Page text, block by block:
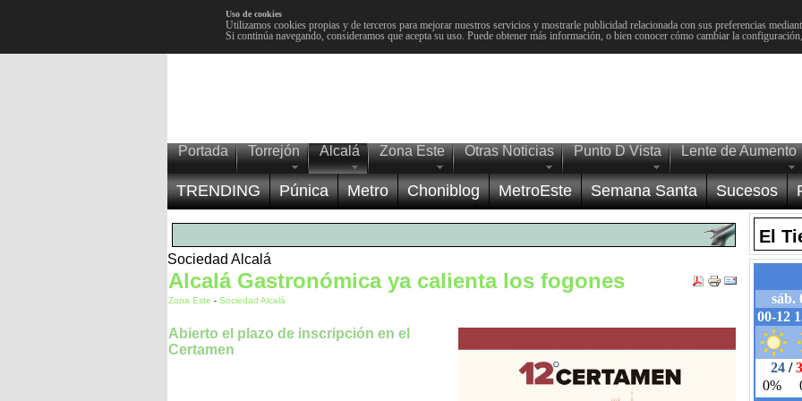
Uso de cookies
Utilizamos cookies propias y de terceros para mejorar nuestros servicios y mostrarle publicidad relacionada con sus preferencias
Si continúa navegando, consideramos que acepta su uso. Puede obtener más información, o bien conocer cómo cambiar la
Portada Torrejón Alcalá Zona Este Otras Noticias Punto D Vista Lente de Aumento
TRENDING Púnica Metro Choniblog MetroEste Semana Santa Sucesos
Sociedad Alcalá
Alcalá Gastronómica ya calienta los fogones
Zona Este - Sociedad Alcalá
Abierto el plazo de inscripción en el
Certamen
El